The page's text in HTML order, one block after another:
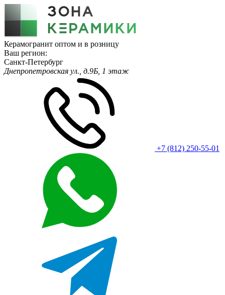
Керамогранит оптом и в розницу
Ваш регион:
Санкт-Петербург
Днепропетровская ул., д.9Б, 1 этаж
+7 (812) 250-55-01